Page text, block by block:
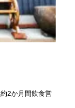
2か月間飲食営